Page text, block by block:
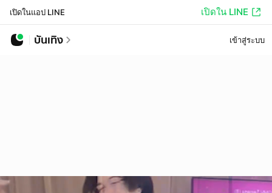
เปิดในแอป LINE เปิดใน LINE
บันเทิง เข้าสู่ระบบ